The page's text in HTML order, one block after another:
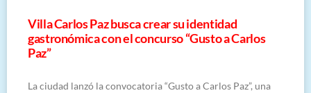
Villa Carlos Paz busca crear su identidad
gastronómica con el concurso “Gusto a Carlos
Paz”
La ciudad lanzó la convocatoria “Gusto a Carlos Paz”, una